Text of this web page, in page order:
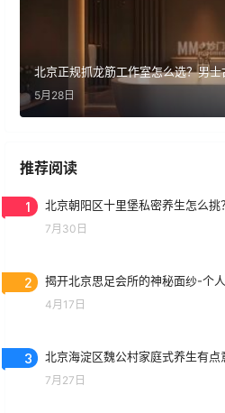
北京正规抓龙筋工作室怎么选？男
5月28日
推荐阅读
1 北京朝阳区十里堡私密养生怎么挑？
7月30日
2 揭开北京思足会所的神秘面纱-个
4月17日
3 北京海淀区魏公村家庭式养生有
7月27日